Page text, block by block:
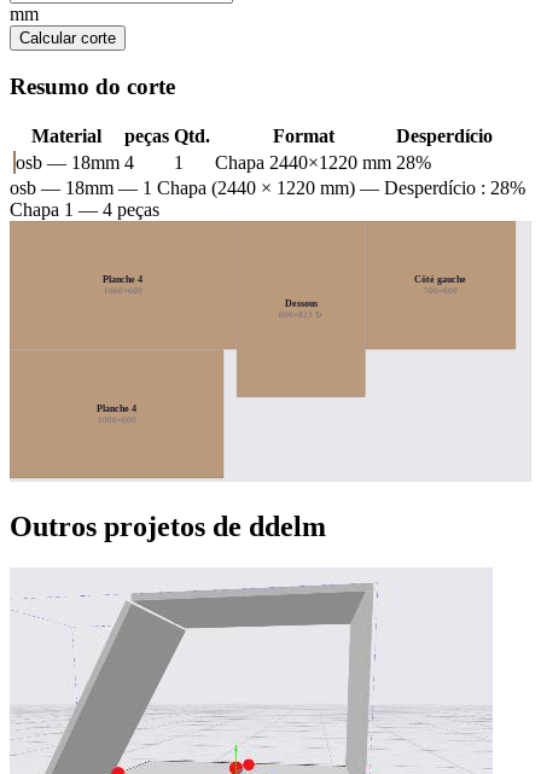
mm
Calcular corte
Resumo do corte
Material peças Qtd. Format
Desperdício
osb — 18mm 4 1 Chapa 2440×1220 mm 28%
osb — 18mm — 1 Chapa (2440 × 1220 mm) — Desperdício : 28%
Chapa 1 — 4 peças
Planche 4
1060×600
Planche 4
1000×600
Dessous
600×823 ↻
Côté gauche
700×600
Outros projetos de ddelm